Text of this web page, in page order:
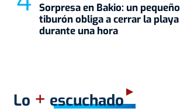
Sorpresa en Bakio: un pequeño
tiburón obliga a cerrar la playa
durante una hora
Lo + escuchado